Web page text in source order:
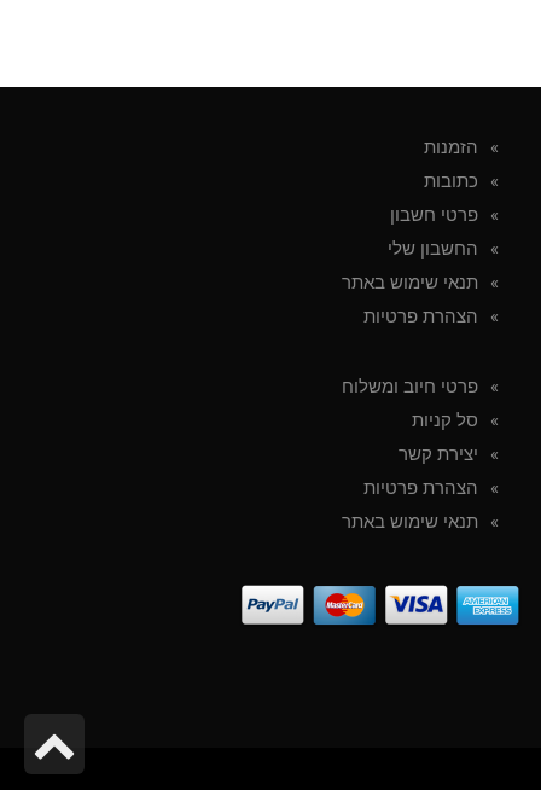
הזמנות
כתובות
פרטי חשבון
החשבון שלי
תנאי שימוש באתר
הצהרת פרטיות
פרטי חיוב ומשלוח
סל קניות
יצירת קשר
הצהרת פרטיות
תנאי שימוש באתר